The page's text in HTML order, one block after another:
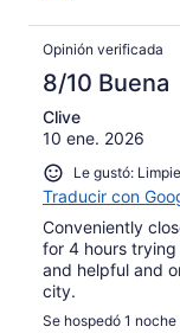
Opinión verificada
8/10 Buena
Clive
10 ene. 2026
Le gustó:
Traducir con
Conveniently
for 4 hours
and helpful and
city.
Se hospedó 1